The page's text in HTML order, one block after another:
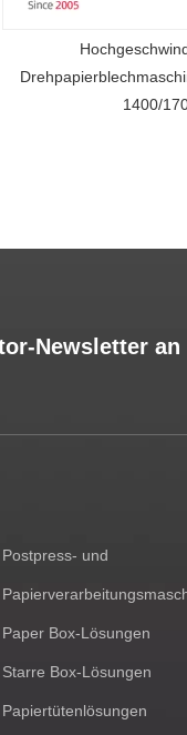
1400/
Newsletter an
Postpress- und
Paper Box-Lösungen
Starre Box-Lösungen
Papiertütenlösungen